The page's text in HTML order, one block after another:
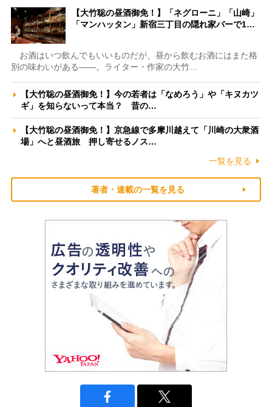
【大竹聡の昼酒御免！】「ネグローニ」「山崎」
「マンハッタン」新宿三丁目の隠れ家バーで1…
お酒はいつ飲んでもいいものだが、昼から飲むお酒にはまた格
別の味わいがある――。ライター・作家の大竹…
【大竹聡の昼酒御免！】今の若者は「なめろう」や「キヌカツ
ギ」を知らないって本当？ 昔の…
【大竹聡の昼酒御免！】京急線で多摩川越えて「川崎の大衆酒
場」へと昼酒旅 押し寄せるノス…
一覧を見る
著者・連載の一覧を見る